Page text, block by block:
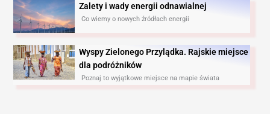
Zalety i wady energii odnawialnej
Co wiemy o nowych źródłach energii
Wyspy Zielonego Przylądka. Rajskie miejsce
dla podróżników
Poznaj to wyjątkowe miejsce na mapie świata